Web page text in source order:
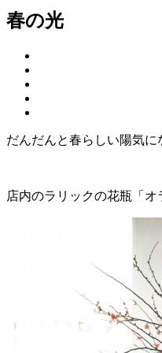
春の光
だんだんと春らしい陽気に
店内のラリックの花瓶「